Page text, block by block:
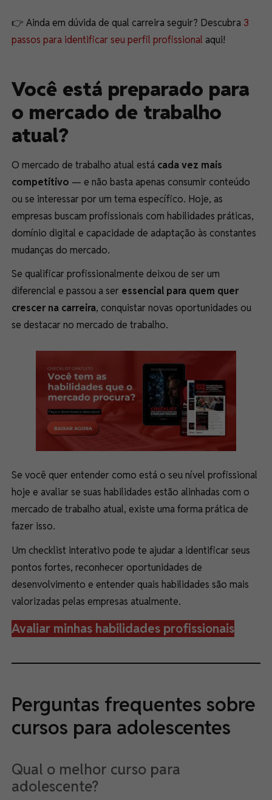
👉 Ainda em dúvida de qual carreira seguir? Descubra 3
passos para identificar seu perfil profissional aqui!
Você está preparado para
o mercado de trabalho
atual?
O mercado de trabalho atual está cada vez mais
competitivo — e não basta apenas consumir conteúdo
ou se interessar por um tema específico. Hoje, as
empresas buscam profissionais com habilidades práticas,
domínio digital e capacidade de adaptação às constantes
mudanças do mercado.
Se qualificar profissionalmente deixou de ser um
diferencial e passou a seressencial para quem quer
crescer na carreira, conquistar novas oportunidades ou
se destacar no mercado de trabalho.
Se você quer entender como está o seu nível profissional
hoje e avaliar se suas habilidades estão alinhadas com o
mercado de trabalho atual, existe uma forma prática de
fazer isso.
Um checklist interativo pode te ajudar a identificar seus
pontos fortes, reconhecer oportunidades de
desenvolvimento e entender quais habilidades são mais
valorizadas pelas empresas atualmente.
Avaliar minhas habilidades profissionais
Perguntas frequentes sobre
cursos para adolescentes
Qual o melhor curso para
adolescente?